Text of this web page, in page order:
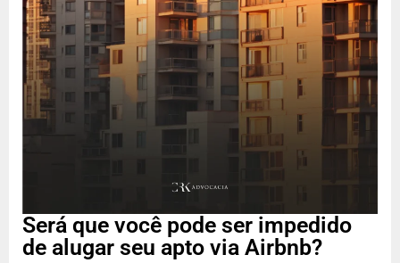
Será que você pode ser impedido
de alugar seu apto via Airbnb?